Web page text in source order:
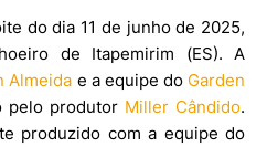
do dia 11 de junho de 2025,
de Itapemirim (ES). A
Almeida e a equipe do Garden
pelo produtor Miller Cândido.
produzido com a equipe do